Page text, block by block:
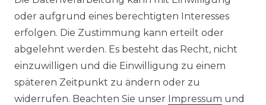
inkl. ges. MwSt. Versandkosten
Impressum Daten­schutz­erklärung
oder aufgrund eines berechtigten Interesses
erfolgen. Die Zustimmung kann erteilt oder
abgelehnt werden. Es besteht das Recht, nicht
einzuwilligen und die Einwilligung zu einem
späteren Zeitpunkt zu ändern oder zu
widerrufen. Beachten Sie unser Impressum und